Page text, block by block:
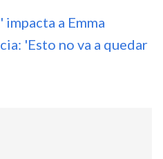
impacta a Emma
'Esto no va a quedar